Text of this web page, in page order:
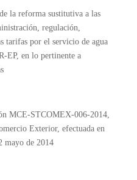
la reforma sustitutiva a las
regulación,
tarifas por el servicio de agua
EP, en lo pertinente a
MCE-STCOMEX-006-2014,
Exterior, efectuada en
mayo de 2014